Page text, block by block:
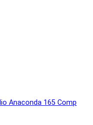
Anaconda 165 Comp